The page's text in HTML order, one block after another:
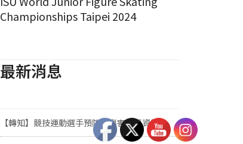
Championships Taipei 2024
最新消息
【轉知】競技運動選手預防熱傷害宣導資料